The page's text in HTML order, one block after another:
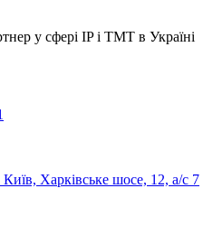
у сфері IP і ТМТ в Україні
Харківське шосе, 12, а/с 7